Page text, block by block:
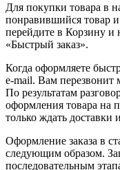
Для покупки товара в
понравившийся товар и
перейдите в Корзину и
«Быстрый заказ».
Когда оформляете
e-mail. Вам перезвонит
По результатам
оформления товара на
только ждать доставки
Оформление заказа в
следующим образом.
последовательным